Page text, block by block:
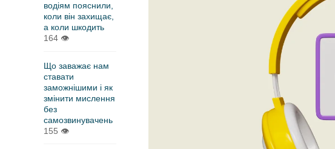
водіям пояснили,
коли він захищає,
а коли шкодить
164 👁
Що заважає нам
ставати
заможнішими і як
змінити мислення
без
самозвинувачень
155 👁